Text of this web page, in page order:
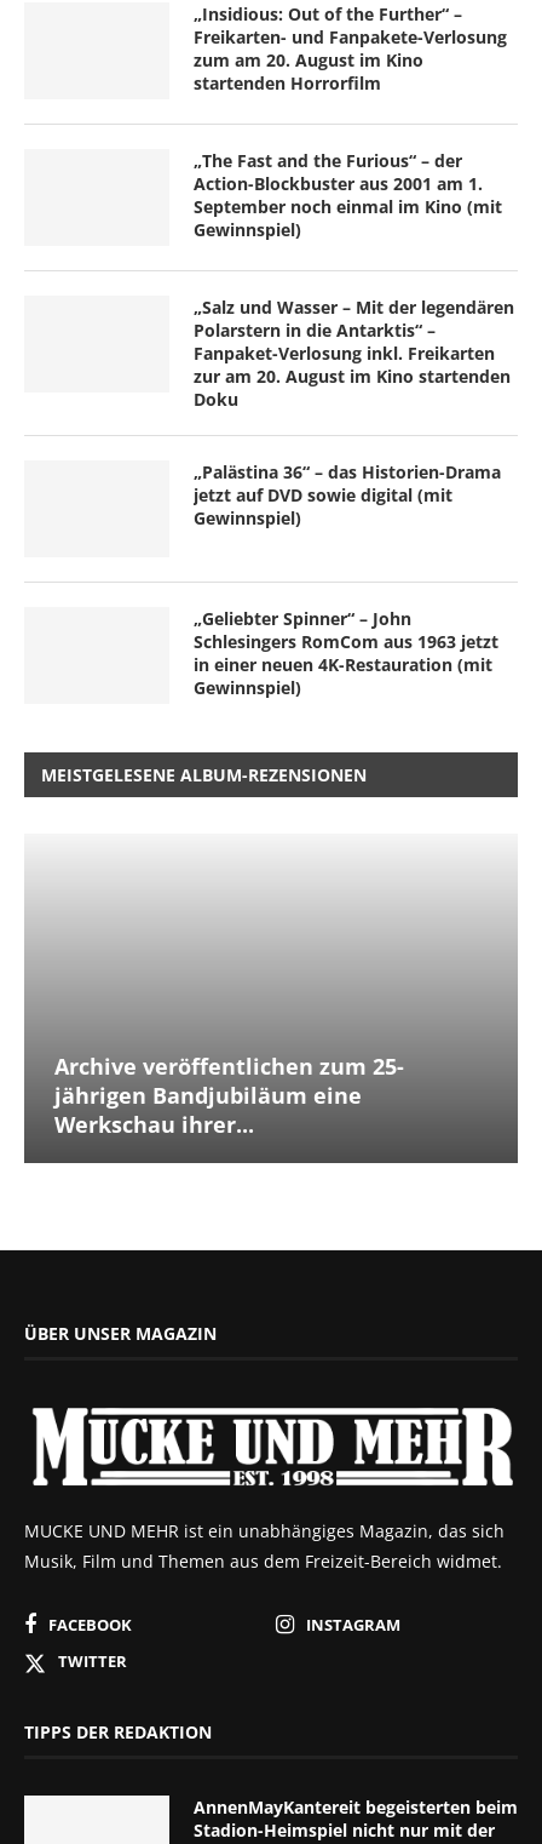
„Insidious: Out of the Further“ –
Freikarten- und Fanpakete-Verlosung
zum am 20. August im Kino
startenden Horrorfilm
„The Fast and the Furious“ – der
Action-Blockbuster aus 2001 am 1.
September noch einmal im Kino (mit
Gewinnspiel)
„Salz und Wasser – Mit der legendären
Polarstern in die Antarktis“ –
Fanpaket-Verlosung inkl. Freikarten
zur am 20. August im Kino startenden
Doku
„Palästina 36“ – das Historien-Drama
jetzt auf DVD sowie digital (mit
Gewinnspiel)
„Geliebter Spinner“ – John
Schlesingers RomCom aus 1963 jetzt
in einer neuen 4K-Restauration (mit
Gewinnspiel)
MEISTGELESENE ALBUM-REZENSIONEN
Archive veröffentlichen zum 25-
jährigen Bandjubiläum eine
Werkschau ihrer...
ÜBER UNSER MAGAZIN
MUCKE UND MEHR ist ein unabhängiges Magazin, das sich
Musik, Film und Themen aus dem Freizeit-Bereich widmet.
FACEBOOK
INSTAGRAM
TWITTER
TIPPS DER REDAKTION
AnnenMayKantereit begeisterten beim
Stadion-Heimspiel nicht nur mit der